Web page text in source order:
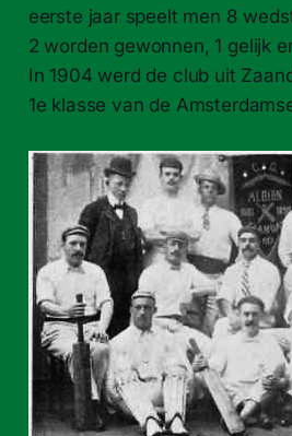
eerste jaar speelt men 8
2 worden gewonnen, 1 gelijk
In 1904 werd de club uit
1e klasse van de